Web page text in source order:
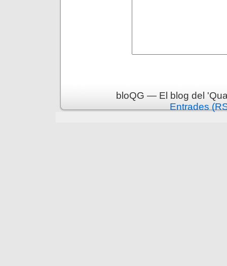
bloQG — El blog del
Entrades